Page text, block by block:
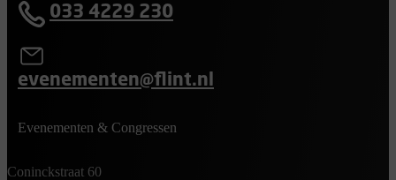
033 4229 230
evenementen@flint.nl
Evenementen & Congressen
Coninckstraat 60